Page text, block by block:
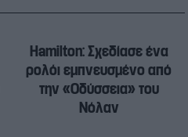
Hamilton: Σχεδίασε ένα
ρολόι εμπνευσμένο από
την «Οδύσσεια» του
Νόλαν